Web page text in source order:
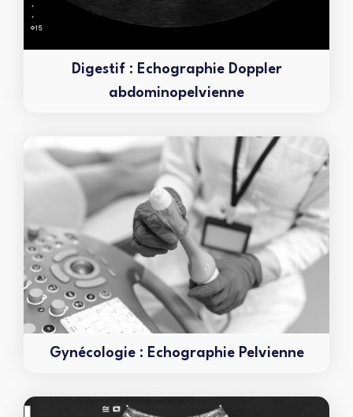
Digestif : Echographie Doppler
abdominopelvienne
Gynécologie : Echographie Pelvienne